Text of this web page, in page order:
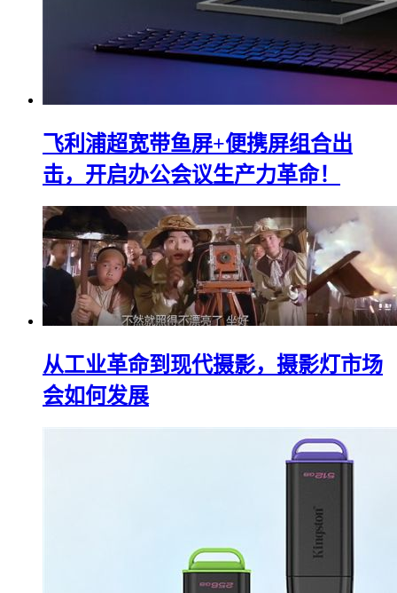
飞利浦超宽带鱼屏+便携屏组合出
击，开启办公会议生产力革命！
从工业革命到现代摄影，摄影灯市场
会如何发展